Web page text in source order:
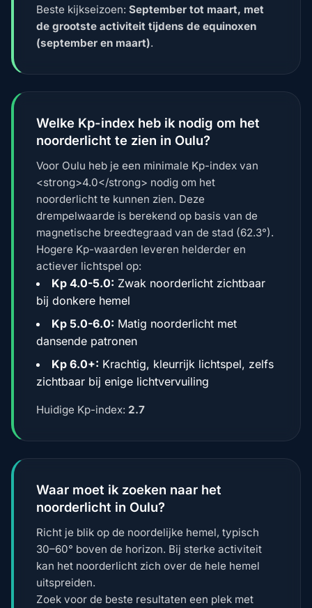
Beste kijkseizoen: September tot maart, met
de grootste activiteit tijdens de equinoxen
(september en maart).
Welke Kp-index heb ik nodig om het
noorderlicht te zien in Oulu?
Voor Oulu heb je een minimale Kp-index van
<strong>4.0</strong> nodig om het
noorderlicht te kunnen zien. Deze
drempelwaarde is berekend op basis van de
magnetische breedtegraad van de stad (62.3°).
Hogere Kp-waarden leveren helderder en
actiever lichtspel op:
Kp 4.0-5.0: Zwak noorderlicht zichtbaar
bij donkere hemel
Kp 5.0-6.0: Matig noorderlicht met
dansende patronen
Kp 6.0+: Krachtig, kleurrijk lichtspel, zelfs
zichtbaar bij enige lichtvervuiling
Huidige Kp-index: 2.7
Waar moet ik zoeken naar het
noorderlicht in Oulu?
Richt je blik op de noordelijke hemel, typisch
30–60° boven de horizon. Bij sterke activiteit
kan het noorderlicht zich over de hele hemel
uitspreiden.
Zoek voor de beste resultaten een plek met